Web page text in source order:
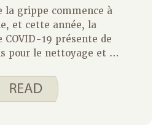
la grippe commence à
et cette année, la
COVID-19 présente de
pour le nettoyage et la
nettoyage consiste à
de germes, de